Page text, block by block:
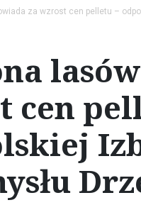
za wzrost cen pelletu –
cen